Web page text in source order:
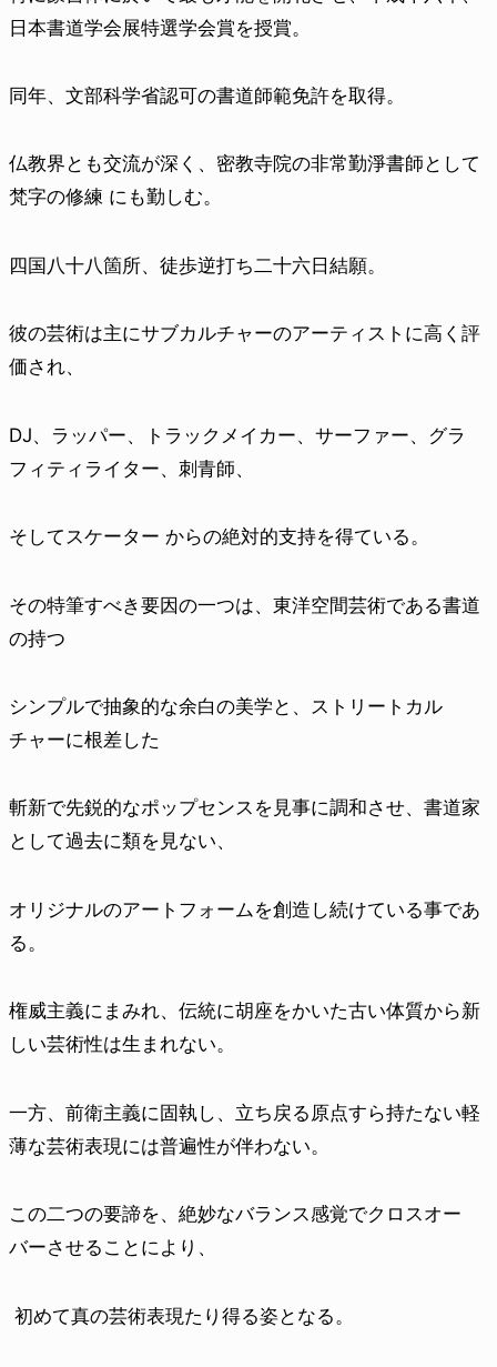
日本書道学会展特選学会賞を授賞。
同年、文部科学省認可の書道師範免許を取得。
仏教界とも交流が深く、密教寺院の非常勤淨書師として
梵字の修練 にも勤しむ。
四国八十八箇所、徒歩逆打ち二十六日結願。
彼の芸術は主にサブカルチャーのアーティストに高く評
価され、
DJ、ラッパー、トラックメイカー、サーファー、グラ
フィティライター、刺青師、
そしてスケーター からの絶対的支持を得ている。
その特筆すべき要因の一つは、東洋空間芸術である書道
の持つ
シンプルで抽象的な余白の美学と、ストリートカル
チャーに根差した
斬新で先鋭的なポップセンスを見事に調和させ、書道家
として過去に類を見ない、
オリジナルのアートフォームを創造し続けている事であ
る。
権威主義にまみれ、伝統に胡座をかいた古い体質から新
しい芸術性は生まれない。
一方、前衛主義に固執し、立ち戻る原点すら持たない軽
薄な芸術表現には普遍性が伴わない。
この二つの要諦を、絶妙なバランス感覚でクロスオー
バーさせることにより、
初めて真の芸術表現たり得る姿となる。